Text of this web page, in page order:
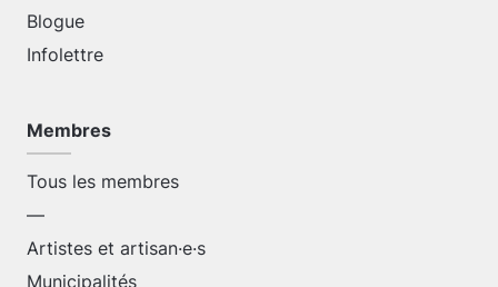
Blogue
Infolettre
Membres
Tous les membres
—
Artistes et artisan·e·s
Municipalités